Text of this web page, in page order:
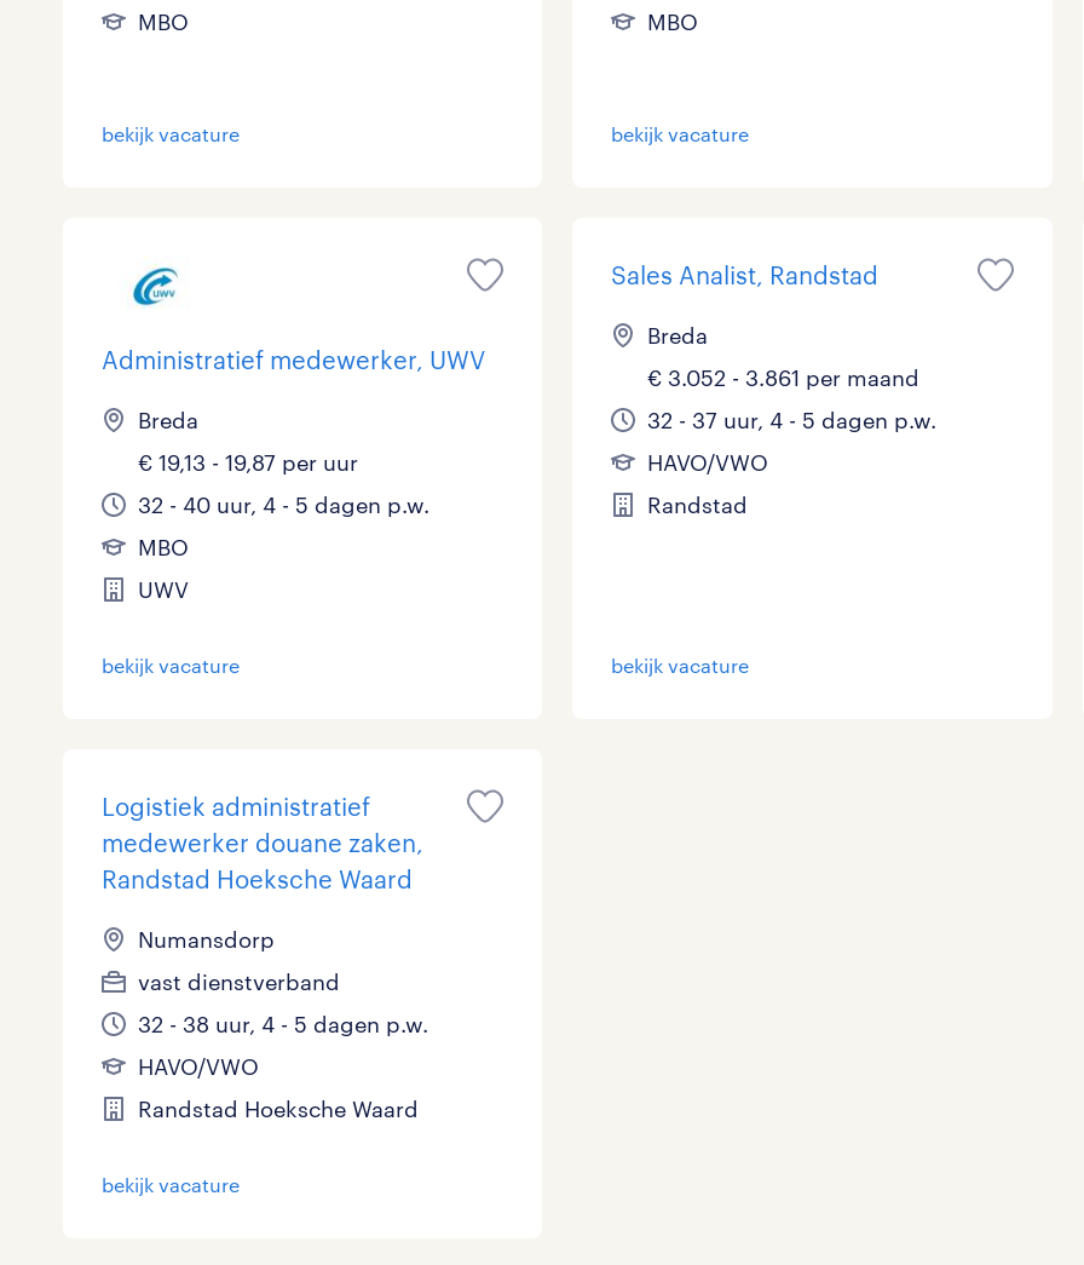
MBO
bekijk vacature
MBO
bekijk vacature
Administratief medewerker, UWV
Breda
€ 19,13 - 19,87 per uur
32 - 40 uur, 4 - 5 dagen p.w.
MBO
UWV
bekijk vacature
Sales Analist, Randstad
Breda
€ 3.052 - 3.861 per maand
32 - 37 uur, 4 - 5 dagen p.w.
HAVO/VWO
Randstad
bekijk vacature
Logistiek administratief
medewerker douane zaken,
Randstad Hoeksche Waard
Numansdorp
vast dienstverband
32 - 38 uur, 4 - 5 dagen p.w.
HAVO/VWO
Randstad Hoeksche Waard
bekijk vacature